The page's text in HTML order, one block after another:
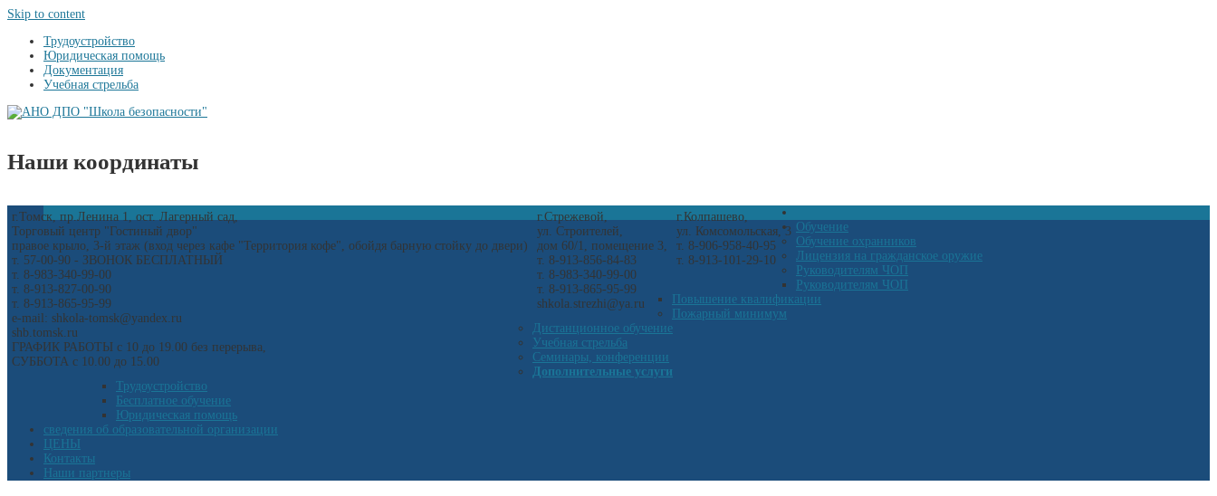
Skip to content
Трудоустройство
Юридическая помощь
Документация
Учебная стрельба
Наши координаты
г.Томск, пр.Ленина 1, ост. Лагерный сад,
Торговый центр "Гостиный двор"
правое крыло, 3-й этаж (вход через кафе "Территория кофе", обойдя барную стойку до двери)
т. 57-00-90 - ЗВОНОК БЕСПЛАТНЫЙ
т. 8-983-340-99-00
т. 8-913-827-00-90
т. 8-913-865-95-99
e-mail: shkola-tomsk@yandex.ru
shb.tomsk.ru
ГРАФИК РАБОТЫ с 10 до 19.00 без перерыва,
СУББОТА с 10.00 до 15.00
г.Стрежевой,
ул. Строителей,
дом 60/1, помещение 3,
т. 8-913-856-84-83
т. 8-983-340-99-00
т. 8-913-865-95-99
shkola.strezhi@ya.ru
г.Колпашево,
ул. Комсомольская, 3
т. 8-906-958-40-95
т. 8-913-101-29-10
Обучение
Обучение охранников
Лицензия на гражданское оружие
Руководителям ЧОП
Руководителям ЧОП
Повышение квалификации
Пожарный минимум
Дистанционное обучение
Учебная стрельба
Семинары, конференции
Дополнительные услуги
Трудоустройство
Бесплатное обучение
Юридическая помощь
сведения об образовательной организации
ЦЕНЫ
Контакты
Наши партнеры